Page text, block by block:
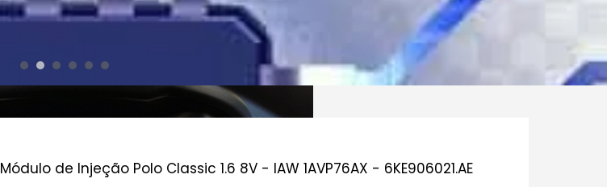
Módulo de Injeção Polo Classic 1.6 8V - IAW 1AVP76AX - 6KE906021.AE